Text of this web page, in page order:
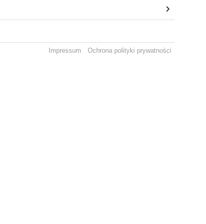
Impressum Ochrona polityki prywatności